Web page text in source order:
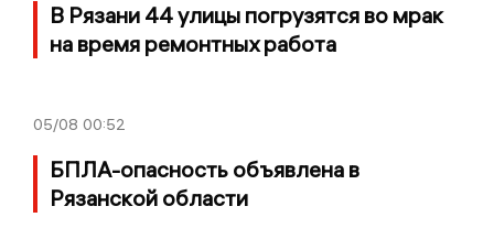
В Рязани 44 улицы погрузятся во мрак
на время ремонтных работа
05/08 00:52
БПЛА-опасность объявлена в
Рязанской области